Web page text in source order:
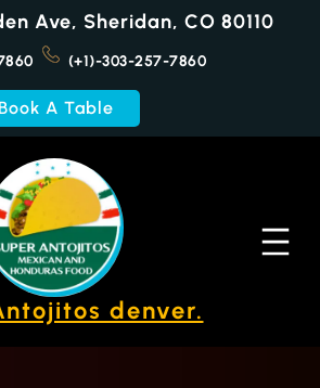
Ave, Sheridan, CO 80110
(+1)-303-257-7860
Book A Table
denver.